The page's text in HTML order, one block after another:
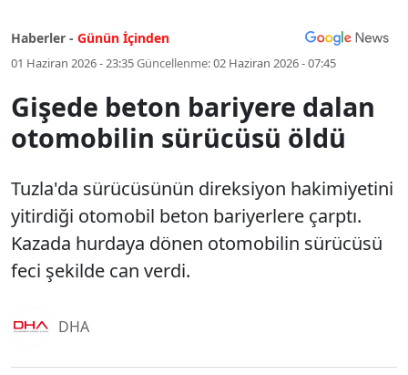
Haberler - Günün İçinden
01 Haziran 2026 - 23:35Güncellenme:02 Haziran 2026 - 07:45
Gişede beton bariyere dalan
otomobilin sürücüsü öldü
Tuzla'da sürücüsünün direksiyon hakimiyetini
yitirdiği otomobil beton bariyerlere çarptı.
Kazada hurdaya dönen otomobilin sürücüsü
feci şekilde can verdi.
DHA